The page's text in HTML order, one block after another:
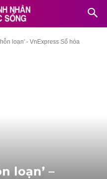
loạn' - VnExpress Số hóa
loạn’ –